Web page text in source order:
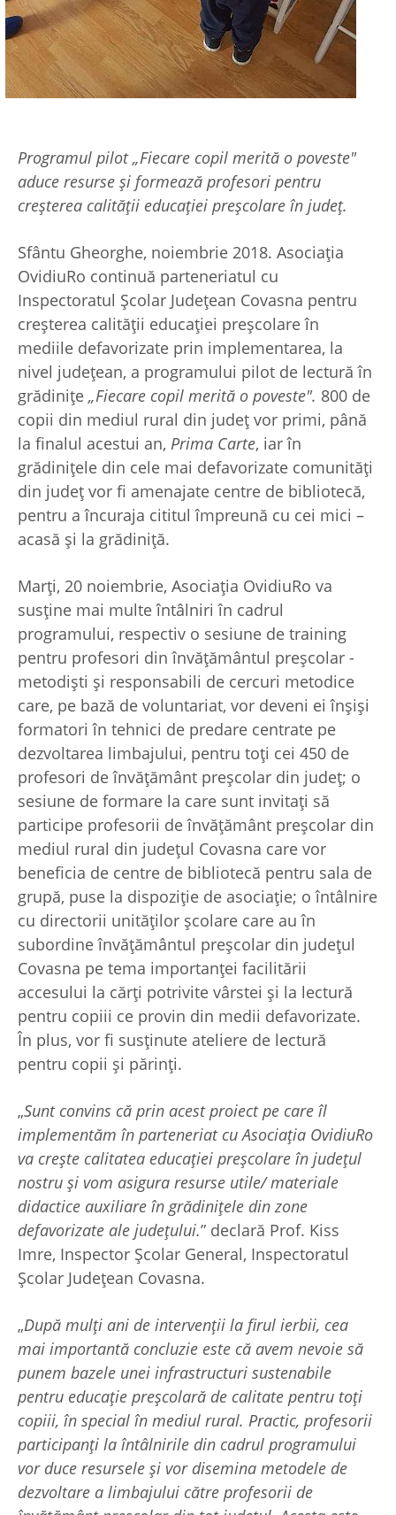
Programul pilot „Fiecare copil merită o poveste"
aduce resurse și formează profesori pentru
creșterea calității educației preșcolare în județ.
Sfântu Gheorghe, noiembrie 2018. Asociația
OvidiuRo continuă parteneriatul cu
Inspectoratul Școlar Județean Covasna pentru
creșterea calității educației preșcolare în
mediile defavorizate prin implementarea, la
nivel județean, a programului pilot de lectură în
grădinițe „Fiecare copil merită o poveste". 800 de
copii din mediul rural din județ vor primi, până
la finalul acestui an, Prima Carte, iar în
grădinițele din cele mai defavorizate comunități
din județ vor fi amenajate centre de bibliotecă,
pentru a încuraja cititul împreună cu cei mici –
acasă și la grădiniță.
Marți, 20 noiembrie, Asociația OvidiuRo va
susține mai multe întâlniri în cadrul
programului, respectiv o sesiune de training
pentru profesori din învățământul preșcolar -
metodiști și responsabili de cercuri metodice
care, pe bază de voluntariat, vor deveni ei înșiși
formatori în tehnici de predare centrate pe
dezvoltarea limbajului, pentru toți cei 450 de
profesori de învățământ preșcolar din județ; o
sesiune de formare la care sunt invitați să
participe profesorii de învățământ preșcolar din
mediul rural din județul Covasna care vor
beneficia de centre de bibliotecă pentru sala de
grupă, puse la dispoziție de asociație; o întâlnire
cu directorii unităților școlare care au în
subordine învățământul preșcolar din județul
Covasna pe tema importanței facilitării
accesului la cărți potrivite vârstei și la lectură
pentru copiii ce provin din medii defavorizate.
În plus, vor fi susținute ateliere de lectură
pentru copii și părinți.
„Sunt convins că prin acest proiect pe care îl
implementăm în parteneriat cu Asociația OvidiuRo
va crește calitatea educației preșcolare în județul
nostru și vom asigura resurse utile/ materiale
didactice auxiliare în grădinițele din zone
defavorizate ale județului.” declară Prof. Kiss
Imre, Inspector Școlar General, Inspectoratul
Școlar Județean Covasna.
„După mulți ani de intervenții la firul ierbii, cea
mai importantă concluzie este că avem nevoie să
punem bazele unei infrastructuri sustenabile
pentru educație preșcolară de calitate pentru toți
copiii, în special în mediul rural. Practic, profesorii
participanți la întâlnirile din cadrul programului
vor duce resursele și vor disemina metodele de
dezvoltare a limbajului către profesorii de